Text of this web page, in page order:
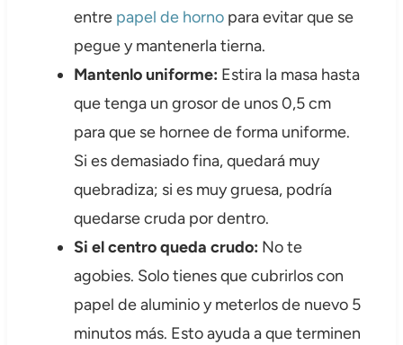
entre papel de hornopara evitar que se
pegue y mantenerla tierna.
Mantenlo uniforme: Estira la masa hasta
que tenga un grosor de unos 0,5 cm
para que se hornee de forma uniforme.
Si es demasiado fina, quedará muy
quebradiza; si es muy gruesa, podría
quedarse cruda por dentro.
Si el centro queda crudo: No te
agobies. Solo tienes que cubrirlos con
papel de aluminio y meterlos de nuevo 5
minutos más. Esto ayuda a que terminen